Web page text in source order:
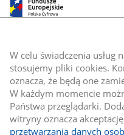
W celu świadczenia usług
stosujemy pliki cookies.
oznacza, że będą one
W każdym momencie
Państwa przeglądarki.
witryny oznacza
przetwarzania danych